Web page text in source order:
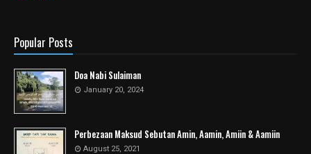
Popular Posts
Doa Nabi Sulaiman
January 20, 2024
Perbezaan Maksud Sebutan Amin, Aamin, Amiin & Aamiin
August 25, 2021